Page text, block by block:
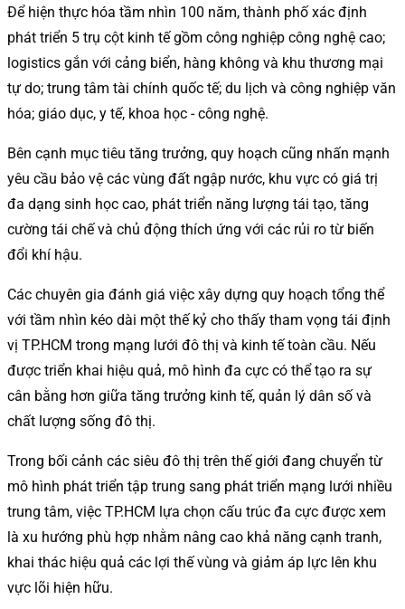
Để hiện thực hóa tầm nhìn 100 năm, thành phố xác định
phát triển 5 trụ cột kinh tế gồm công nghiệp công nghệ cao;
logistics gắn với cảng biển, hàng không và khu thương mại
tự do; trung tâm tài chính quốc tế; du lịch và công nghiệp văn
hóa; giáo dục, y tế, khoa học - công nghệ.
Bên cạnh mục tiêu tăng trưởng, quy hoạch cũng nhấn mạnh
yêu cầu bảo vệ các vùng đất ngập nước, khu vực có giá trị
đa dạng sinh học cao, phát triển năng lượng tái tạo, tăng
cường tái chế và chủ động thích ứng với các rủi ro từ biến
đổi khí hậu.
Các chuyên gia đánh giá việc xây dựng quy hoạch tổng thể
với tầm nhìn kéo dài một thế kỷ cho thấy tham vọng tái định
vị TP.HCM trong mạng lưới đô thị và kinh tế toàn cầu. Nếu
được triển khai hiệu quả, mô hình đa cực có thể tạo ra sự
cân bằng hơn giữa tăng trưởng kinh tế, quản lý dân số và
chất lượng sống đô thị.
Trong bối cảnh các siêu đô thị trên thế giới đang chuyển từ
mô hình phát triển tập trung sang phát triển mạng lưới nhiều
trung tâm, việc TP.HCM lựa chọn cấu trúc đa cực được xem
là xu hướng phù hợp nhằm nâng cao khả năng cạnh tranh,
khai thác hiệu quả các lợi thế vùng và giảm áp lực lên khu
vực lõi hiện hữu.